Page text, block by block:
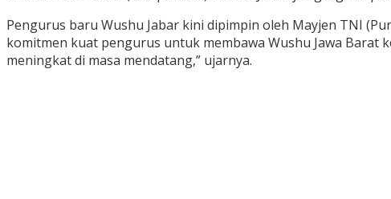
Pengurus baru Wushu Jabar kini dipimpin oleh Mayjen TNI
komitmen kuat pengurus untuk membawa Wushu Jawa Barat
meningkat di masa mendatang,” ujarnya.